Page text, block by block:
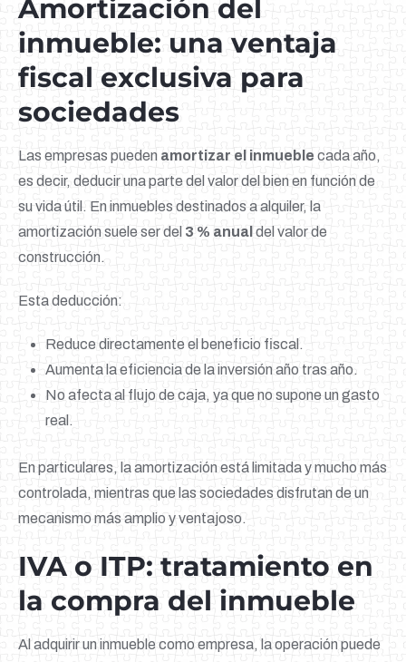
Amortización del
inmueble: una ventaja
fiscal exclusiva para
sociedades
Las empresas pueden amortizar el inmueble cada año,
es decir, deducir una parte del valor del bien en función de
su vida útil. En inmuebles destinados a alquiler, la
amortización suele ser del 3 % anual del valor de
construcción.
Esta deducción:
Reduce directamente el beneficio fiscal.
Aumenta la eficiencia de la inversión año tras año.
No afecta al flujo de caja, ya que no supone un gasto
real.
En particulares, la amortización está limitada y mucho más
controlada, mientras que las sociedades disfrutan de un
mecanismo más amplio y ventajoso.
IVA o ITP: tratamiento en
la compra del inmueble
Al adquirir un inmueble como empresa, la operación puede